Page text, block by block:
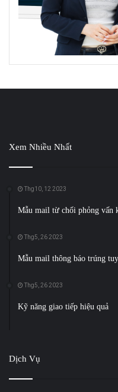
Xem Nhiều Nhất
Thg10, 12 2023
Mẫu mail từ chối phỏng vấn
Thg5, 26 2023
Mẫu mail thông báo trúng
Thg5, 26 2023
Kỹ năng giao tiếp hiệu quả
Dịch Vụ